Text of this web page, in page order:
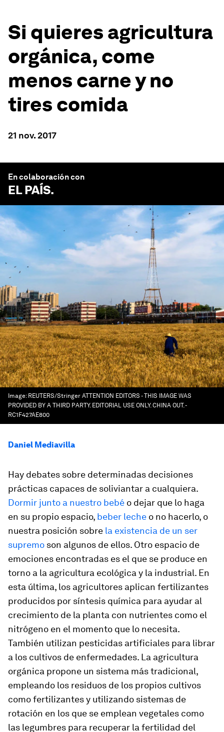
Si quieres agricultura
orgánica, come
menos carne y no
tires comida
21 nov. 2017
En colaboración con
EL PAÍS.
Image: REUTERS/Stringer ATTENTION EDITORS - THIS IMAGE WAS
PROVIDED BY A THIRD PARTY. EDITORIAL USE ONLY. CHINA OUT. -
RC1F427AE800
Daniel Mediavilla
Hay debates sobre determinadas decisiones
prácticas capaces de soliviantar a cualquiera.
Dormir junto a nuestro bebé o dejar que lo haga
en su propio espacio, beber leche o no hacerlo, o
nuestra posición sobre la existencia de un ser
supremo son algunos de ellos. Otro espacio de
emociones encontradas es el que se produce en
torno a la agricultura ecológica y la industrial. En
esta última, los agricultores aplican fertilizantes
producidos por síntesis química para ayudar al
crecimiento de la planta con nutrientes como el
nitrógeno en el momento que lo necesita.
También utilizan pesticidas artificiales para librar
a los cultivos de enfermedades. La agricultura
orgánica propone un sistema más tradicional,
empleando los residuos de los propios cultivos
como fertilizantes y utilizando sistemas de
rotación en los que se emplean vegetales como
las legumbres para recuperar la fertilidad del